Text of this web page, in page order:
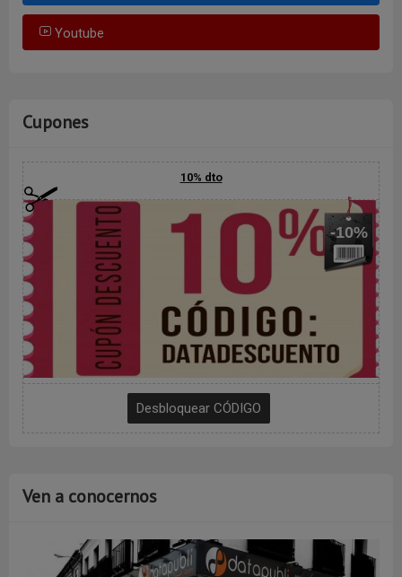
Youtube
Cupones
10% dto
-10%
Ven a conocernos